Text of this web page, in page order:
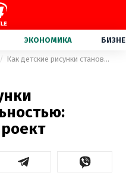
ЭКОНОМИКА
Как детские рисунки становятся реальностью: впечатляющий проект